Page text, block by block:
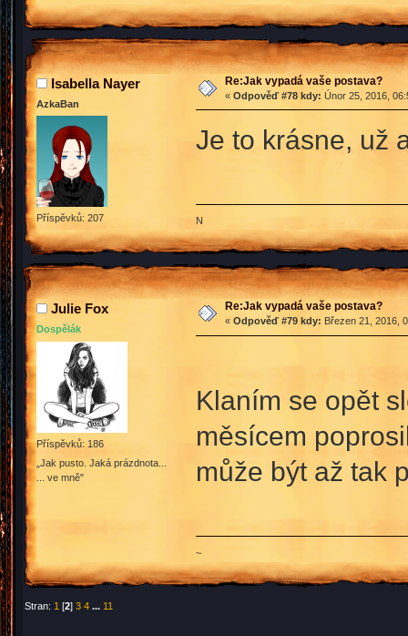
Isabella Nayer
AzkaBan
Příspěvků: 207
Re:Jak vypadá vaše postava?
« Odpověď #78 kdy: Únor 25, 2016,
Je to krásne, už
N
Julie Fox
Dospělák
Příspěvků: 186
„Jak pusto. Jaká prázdnota...
... ve mně"
Re:Jak vypadá vaše postava?
« Odpověď #79 kdy: Březen 21, 2016,
Klaním se opět
měsícem
může být až tak
~
Stran: 1 [2]3 4 ... 11